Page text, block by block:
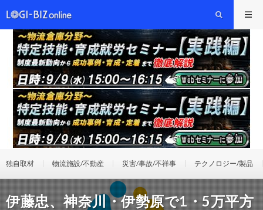
独自取材 物流施設/不動産 災害/事故/不祥事 テクノロジー/製品
伊藤忠、神奈川・伊勢原で1・5万平方